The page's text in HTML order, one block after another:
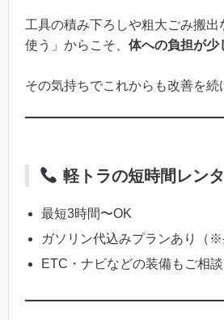
工具の積み下ろしや粗大ごみ搬
使う」からこそ、 体への負担が少
その気持ちでこれからも改善を続
軽トラの短時間レン
最短3時間〜OK
ガソリン代込みプランあり（※
ETC・ナビなどの装備もご相談